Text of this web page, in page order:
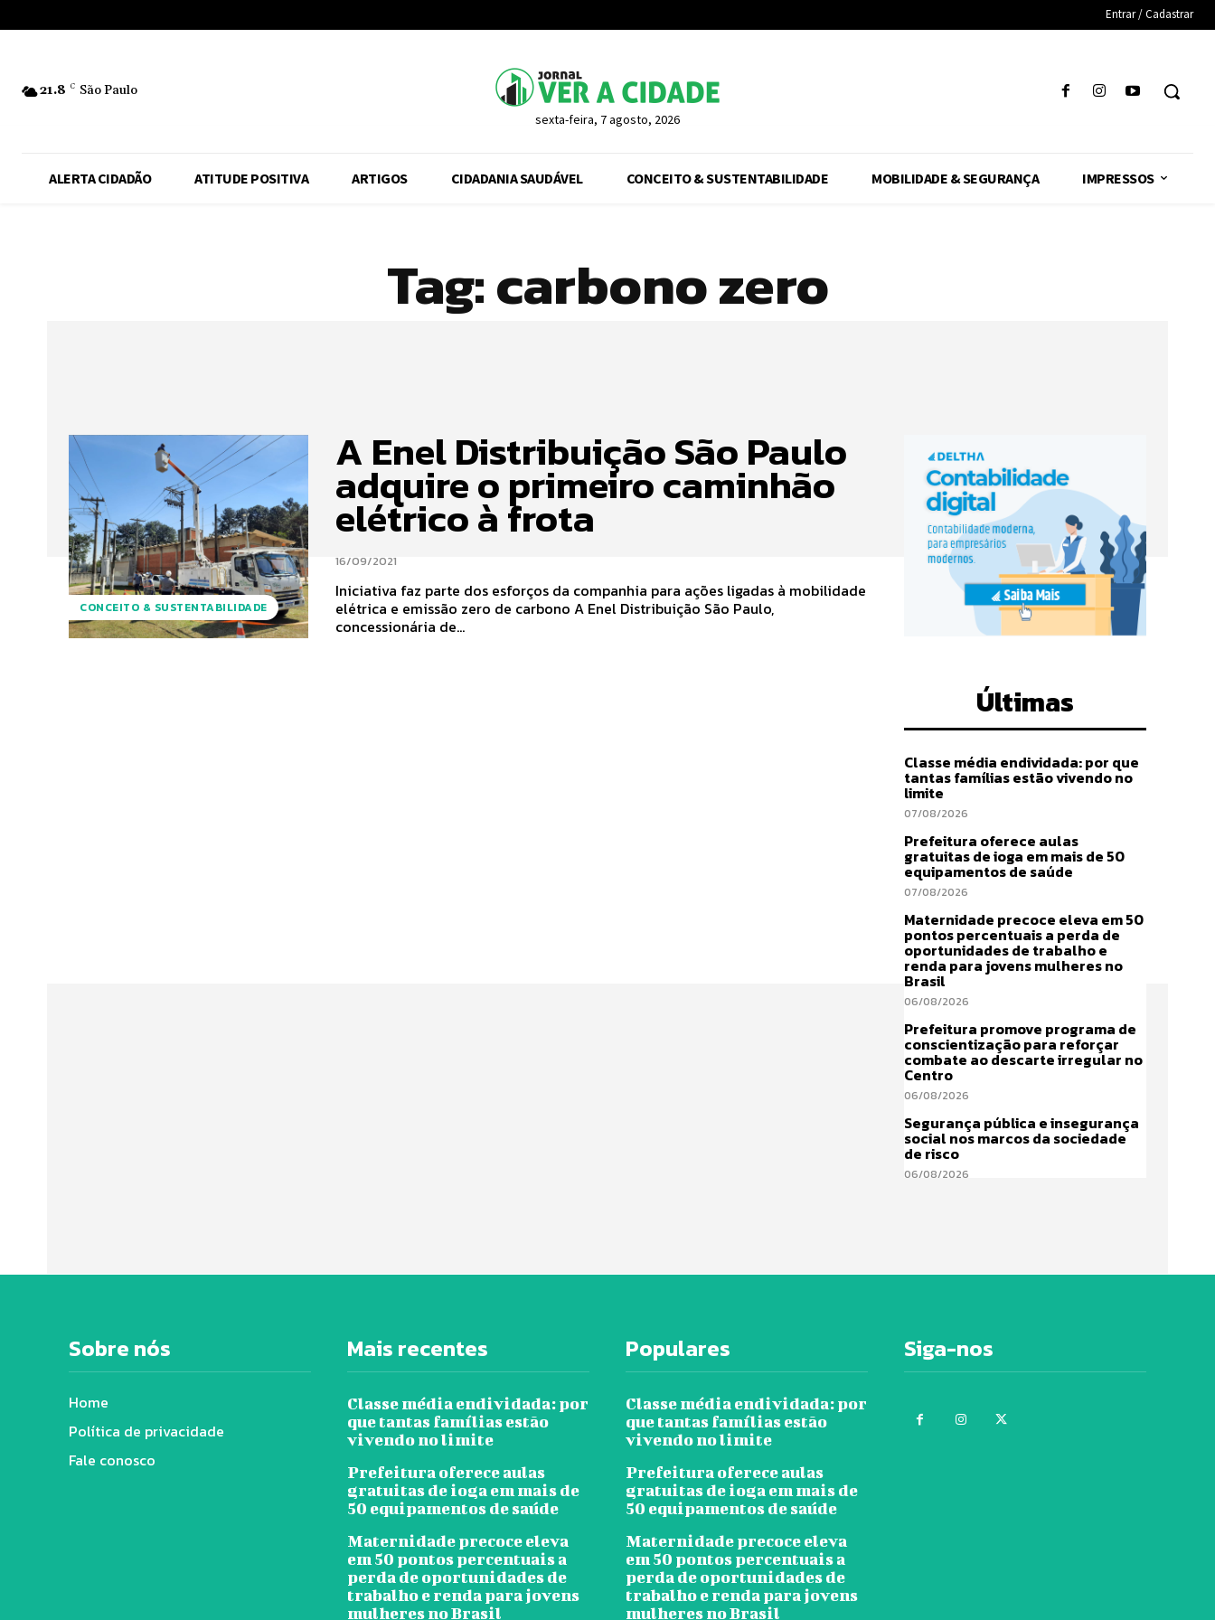
Entrar / Cadastrar
21.8 C São Paulo
sexta-feira, 7 agosto, 2026
ALERTA CIDADÃO ATITUDE POSITIVA ARTIGOS CIDADANIA SAUDÁVEL CONCEITO & SUSTENTABILIDADE MOBILIDADE & SEGURANÇA IMPRESSOS
Tag:carbono zero
CONCEITO & SUSTENTABILIDADE
A Enel Distribuição São Paulo
adquire o primeiro caminhão
elétrico à frota
16/09/2021
Iniciativa faz parte dos esforços da companhia para ações ligadas à mobilidade
elétrica e emissão zero de carbono A Enel Distribuição São Paulo,
concessionária de...
Últimas
Classe média endividada: por que
tantas famílias estão vivendo no
limite
07/08/2026
Prefeitura oferece aulas
gratuitas de ioga em mais de 50
equipamentos de saúde
07/08/2026
Maternidade precoce eleva em 50
pontos percentuais a perda de
oportunidades de trabalho e
renda para jovens mulheres no
Brasil
06/08/2026
Prefeitura promove programa de
conscientização para reforçar
combate ao descarte irregular no
Centro
06/08/2026
Segurança pública e insegurança
social nos marcos da sociedade
de risco
06/08/2026
Sobre nós
Home
Política de privacidade
Fale conosco
Mais recentes
Classe média endividada: por
que tantas famílias estão
vivendo no limite
Prefeitura oferece aulas
gratuitas de ioga em mais de
50 equipamentos de saúde
Maternidade precoce eleva
em 50 pontos percentuais a
perda de oportunidades de
trabalho e renda para jovens
mulheres no Brasil
Populares
Classe média endividada: por
que tantas famílias estão
vivendo no limite
Prefeitura oferece aulas
gratuitas de ioga em mais de
50 equipamentos de saúde
Maternidade precoce eleva
em 50 pontos percentuais a
perda de oportunidades de
trabalho e renda para jovens
mulheres no Brasil
Siga-nos